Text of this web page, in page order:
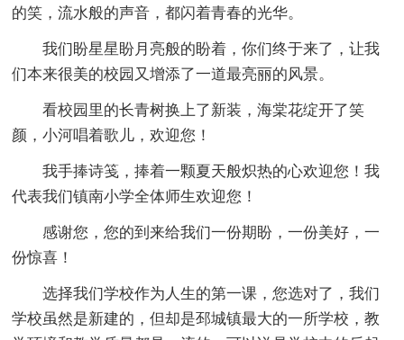
的笑，流水般的声音，都闪着青春的光华。
我们盼星星盼月亮般的盼着，你们终于来了，让我
们本来很美的校园又增添了一道最亮丽的风景。
看校园里的长青树换上了新装，海棠花绽开了笑
颜，小河唱着歌儿，欢迎您！
我手捧诗笺，捧着一颗夏天般炽热的心欢迎您！我
代表我们镇南小学全体师生欢迎您！
感谢您，您的到来给我们一份期盼，一份美好，一
份惊喜！
选择我们学校作为人生的第一课，您选对了，我们
学校虽然是新建的，但却是邳城镇最大的一所学校，教